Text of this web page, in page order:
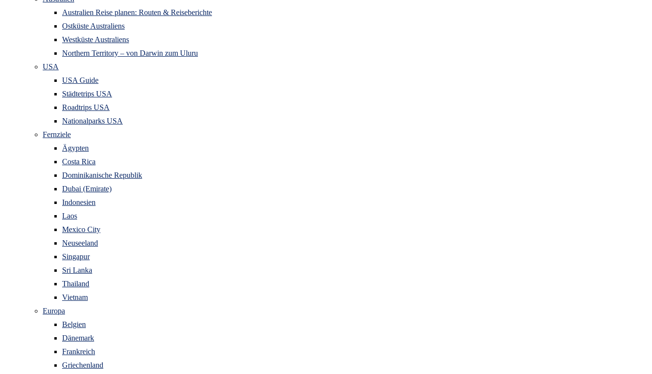
Australien Reise planen: Routen & Reiseberichte
Ostküste Australiens
Westküste Australiens
Northern Territory – von Darwin zum Uluru
USA
USA Guide
Städtetrips USA
Roadtrips USA
Nationalparks USA
Fernziele
Ägypten
Costa Rica
Dominikanische Republik
Dubai (Emirate)
Indonesien
Laos
Mexico City
Neuseeland
Singapur
Sri Lanka
Thailand
Vietnam
Europa
Belgien
Dänemark
Frankreich
Griechenland